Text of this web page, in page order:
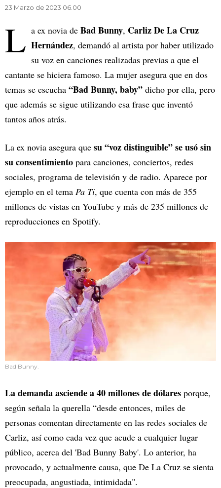
23 Marzo de 2023 06.00
L a ex novia de Bad Bunny, Carliz De La Cruz
Hernández, demandó al artista por haber utilizado
su voz en canciones realizadas previas a que el
cantante se hiciera famoso. La mujer asegura que en dos
temas se escucha “Bad Bunny, baby” dicho por ella, pero
que además se sigue utilizando esa frase que inventó
tantos años atrás.
La ex novia asegura que su “voz distinguible” se usó sin
su consentimiento para canciones, conciertos, redes
sociales, programa de televisión y de radio. Aparece por
ejemplo en el tema Pa Ti, que cuenta con más de 355
millones de vistas en YouTube y más de 235 millones de
reproducciones en Spotify.
Bad Bunny.
La demanda asciende a 40 millones de dólares porque,
según señala la querella “desde entonces, miles de
personas comentan directamente en las redes sociales de
Carliz, así como cada vez que acude a cualquier lugar
público, acerca del 'Bad Bunny Baby'. Lo anterior, ha
provocado, y actualmente causa, que De La Cruz se sienta
preocupada, angustiada, intimidada".